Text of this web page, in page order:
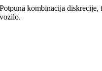
Potpuna kombinacija
vozilo.